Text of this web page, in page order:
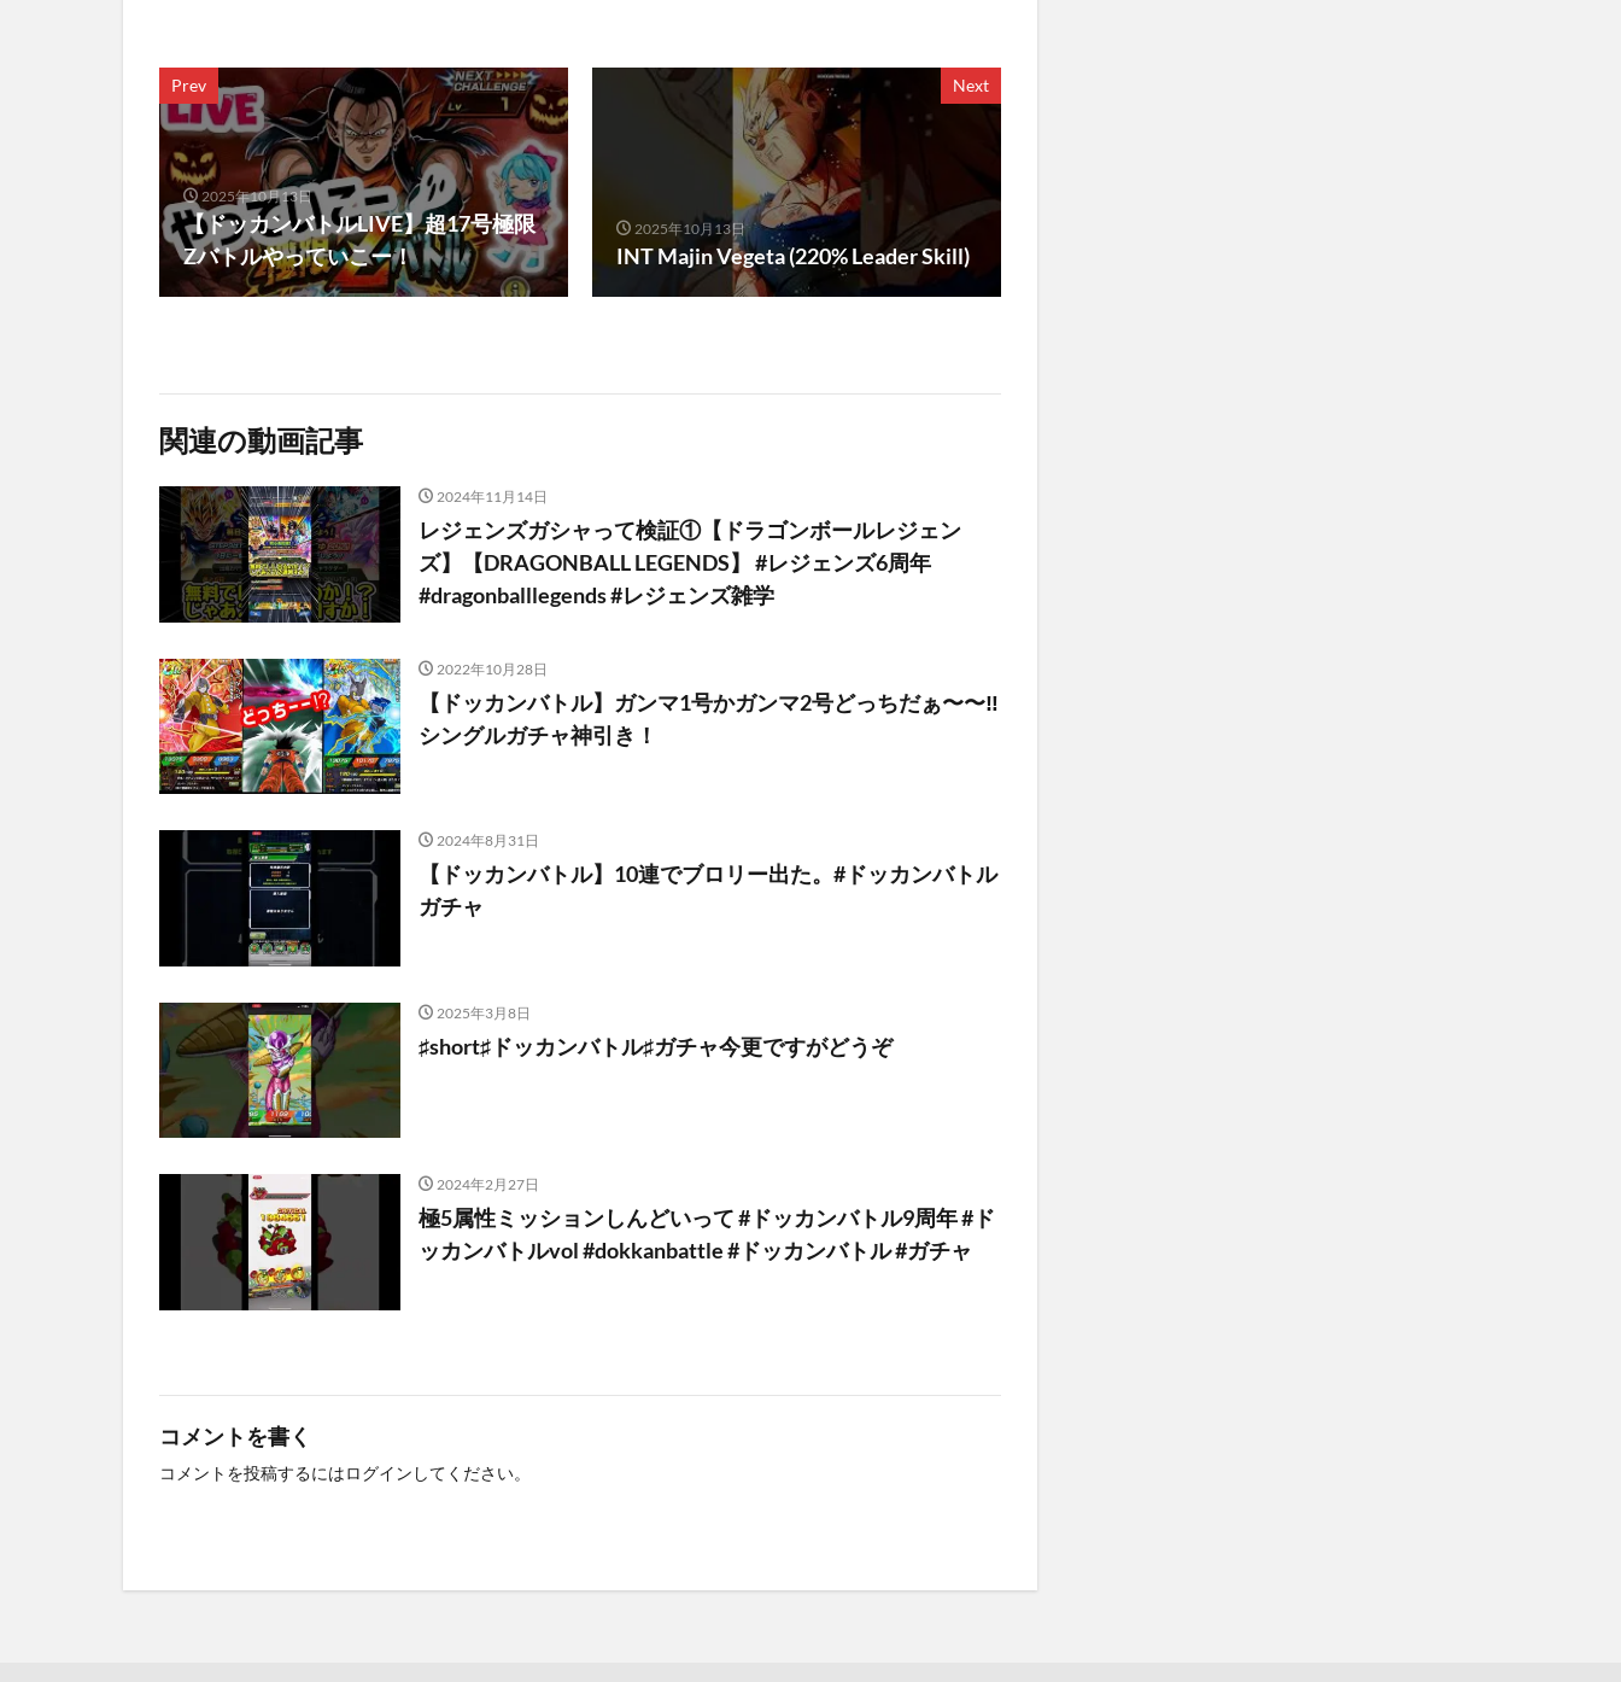
Prev
2025年10月13日
【ドッカンバトルLIVE】超17号極限
Zバトルやっていこー！
Next
2025年10月13日
INT Majin Vegeta (220% Leader Skill)
関連の動画記事
2024年11月14日
レジェンズガシャって検証①【ドラゴンボールレジェン
ズ】【DRAGONBALL LEGENDS】 #レジェンズ6周年
#dragonballlegends #レジェンズ雑学
2022年10月28日
【ドッカンバトル】ガンマ1号かガンマ2号どっちだぁ〜〜‼︎
シングルガチャ神引き！
2024年8月31日
【ドッカンバトル】10連でブロリー出た。#ドッカンバトル
ガチャ
2025年3月8日
♯short♯ドッカンバトル♯ガチャ今更ですがどうぞ
2024年2月27日
極5属性ミッションしんどいって #ドッカンバトル9周年 #ド
ッカンバトルvol #dokkanbattle #ドッカンバトル #ガチャ
コメントを書く
コメントを投稿するにはログイン してください。